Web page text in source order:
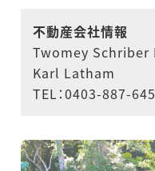
不動産会社情報
Twomey Schriber
Karl Latham
TEL：0403-887-645